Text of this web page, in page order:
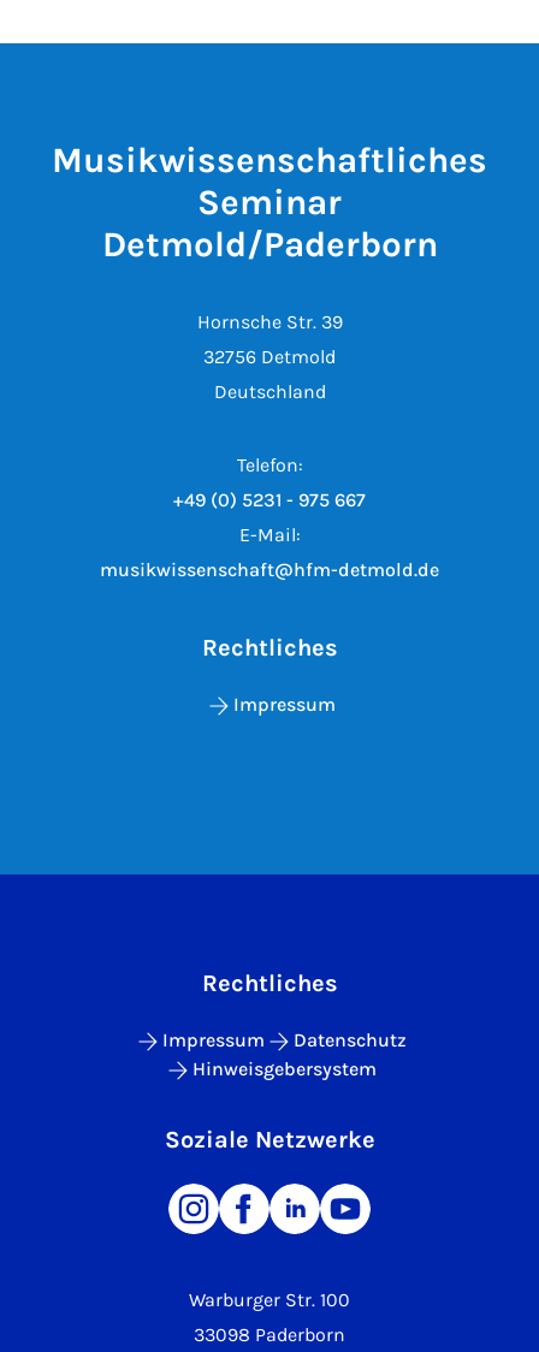
Musikwissenschaftliches
Seminar
Detmold/Paderborn
Hornsche Str. 39
32756 Detmold
Deutschland
Telefon:
+49 (0) 5231 - 975 667
E-Mail:
musikwissenschaft@hfm-detmold.de
Rechtliches
Impressum
Warburger Str. 100
33098 Paderborn
Rechtliches
Impressum
Datenschutz
Hinweisgebersystem
Soziale Netzwerke